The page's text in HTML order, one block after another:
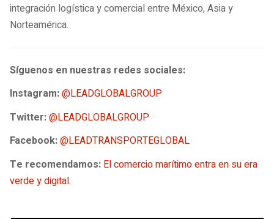
integración logística y comercial entre México, Asia y
Norteamérica.
Síguenos en nuestras redes sociales:
Instagram:@LEADGLOBALGROUP
Twitter:@LEADGLOBALGROUP
Facebook:@LEADTRANSPORTEGLOBAL
Te recomendamos: El comercio marítimo entra en su era
verde y digital.